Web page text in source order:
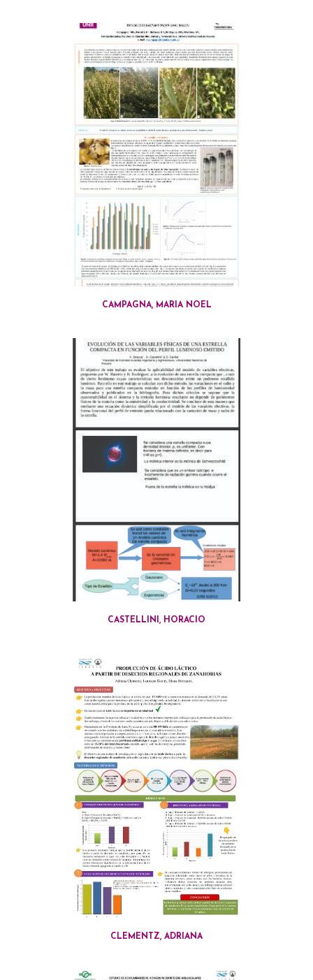
CAMPAGNA, MARIA NOEL
CASTELLINI, HORACIO
CLEMENTZ, ADRIANA